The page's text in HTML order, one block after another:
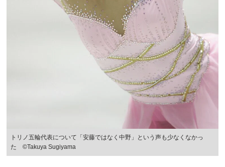
トリノ五輪代表について「安藤ではなく中野」という声も少なくなかっ
た ©Takuya Sugiyama